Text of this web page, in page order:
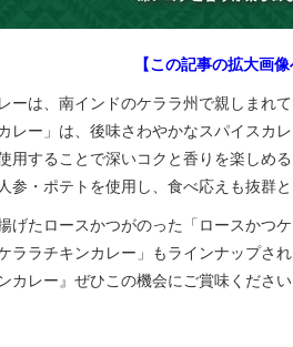
【この記事の拡大画像
ーは、南インドのケララ州で親しまれ
レー」は、後味さわやかなスパイスカ
用することで深いコクと香りを楽しめ
参・ポテトを使用し、食べ応えも抜群と
げたロースかつがのった「ロースかつ
ララチキンカレー」もラインナップさ
カレー』ぜひこの機会にご賞味ください